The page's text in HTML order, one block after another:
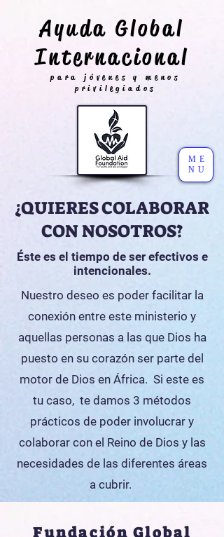
ME
NU
Ayuda Global
Internacional
para jóvenes y menos
privilegiados
¿QUIERES COLABORAR
CON NOSOTROS?
Éste es el tiempo de ser efectivos e
intencionales.
Nuestro deseo es poder facilitar la
conexión entre este ministerio y
aquellas personas a las que Dios ha
puesto en su corazón ser parte del
motor de Dios en África. Si este es
tu caso, te damos 3 métodos
prácticos de poder involucrar y
colaborar con el Reino de Dios y las
necesidades de las diferentes áreas
a cubrir.
Fundación Global